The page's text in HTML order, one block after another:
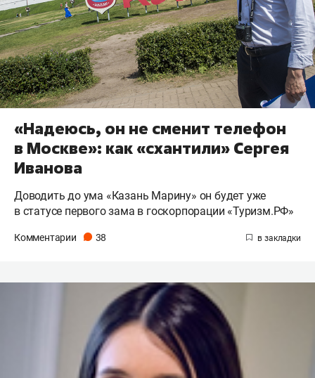
«Надеюсь, он не сменит телефон
в Москве»: как «схантили» Сергея
Иванова
Доводить до ума «Казань Марину» он будет уже
в статусе первого зама в госкорпорации «Туризм.РФ»
Комментарии 38